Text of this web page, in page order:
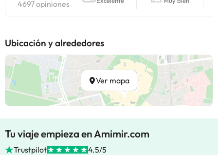
4697 opiniones
Ubicación y alrededores
Ver mapa
Tu viaje empieza en Amimir.com
Trustpilot 4.5/5